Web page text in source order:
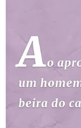
ESTUDOS
ESBOÇOS DE